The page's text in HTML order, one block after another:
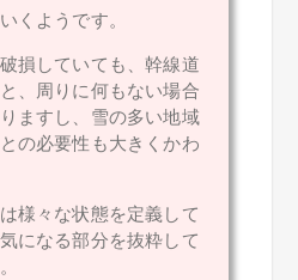
くようです。
損していても、幹線道
、周りに何もない場合
ますし、雪の多い地域
の必要性も大きくかわ
様々な状態を定義して
になる部分を抜粋して